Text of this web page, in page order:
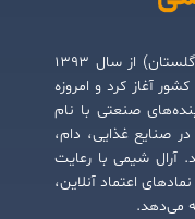
صنایع آرال شیمی (پیشگام بهار شیمی گلستان) از سال ۱۳۹۳
(۳% تا ۳۰%) را در کشور آغاز کرد و امروزه
صنعتی با نام
صنایع غذایی، دام،
آرال شیمی با رعایت
اعتماد آنلاین،
می‌دهد.